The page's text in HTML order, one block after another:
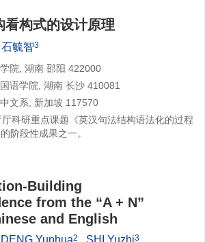
看构式的设计原理
石毓智3
院, 湖南 邵阳 422000
语学院, 湖南 长沙 410081
文系, 新加坡 117570
科研重点课题《英汉句法结构语法化的过程
阶段性成果之一。
Building
from the “A + N”
and English
DENG Yunhua2, SHI Yuzhi3